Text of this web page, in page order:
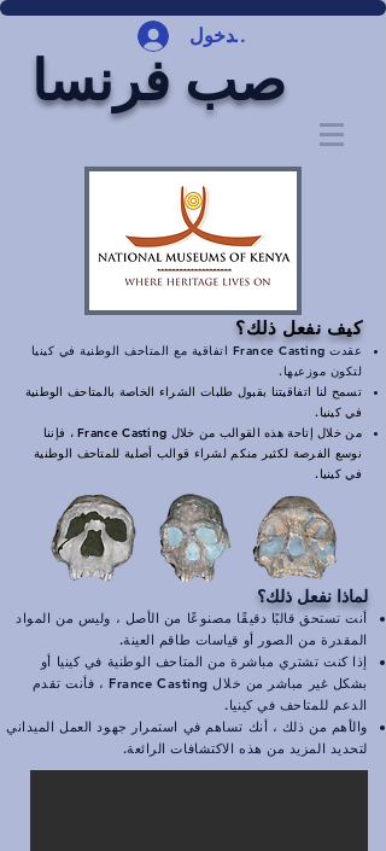
تسجيل الدخول
صب فرنسا
كيف نفعل ذلك؟
عقدت France Casting اتفاقية مع المتاحف الوطنية في كينيا
لتكون موزعيها.
تسمح لنا اتفاقيتنا بقبول طلبات الشراء الخاصة بالمتاحف الوطنية
في كينيا.
من خلال إتاحة هذه القوالب من خلال France Casting ، فإننا
نوسع الفرصة لكثير منكم لشراء قوالب أصلية للمتاحف الوطنية
في كينيا.
لماذا نفعل ذلك؟
أنت تستحق قالبًا دقيقًا مصنوعًا من الأصل ، وليس من المواد
المقدرة من الصور أو قياسات طاقم العينة.
إذا كنت تشتري مباشرة من المتاحف الوطنية في كينيا أو
بشكل غير مباشر من خلال France Casting ، فأنت تقدم
الدعم للمتاحف في كينيا.
والأهم من ذلك ، أنك تساهم في استمرار جهود العمل الميداني
لتحديد المزيد من هذه الاكتشافات الرائعة.